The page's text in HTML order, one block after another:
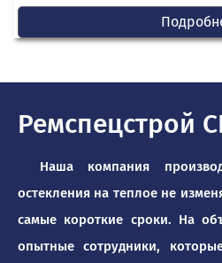
Ремспецстрой
Наша компания
остекления на теплое не
самые короткие сроки. На
опытные сотрудники,